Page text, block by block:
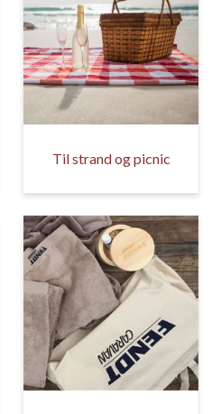
Til strand og picnic